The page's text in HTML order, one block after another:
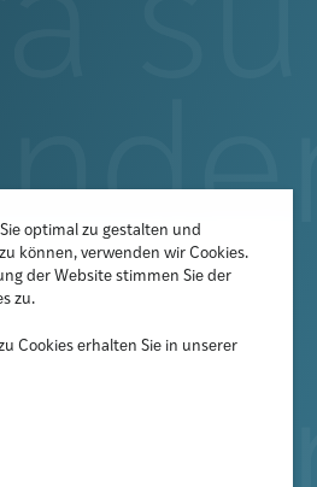
über
optimal zu gestalten und
können, verwenden wir Cookies.
der Website stimmen Sie der
zu.
Cookies erhalten Sie in unserer